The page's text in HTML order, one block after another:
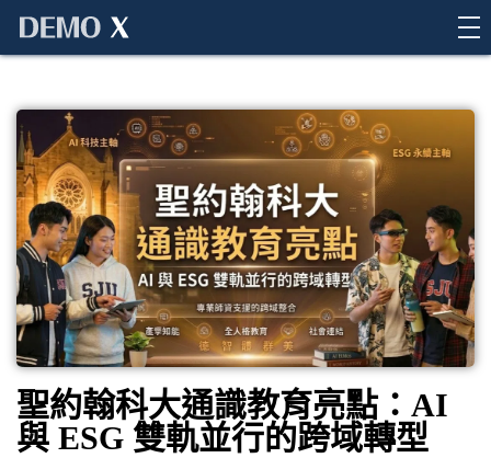
Demo X
聖約翰科大通識教育亮點：AI
與 ESG 雙軌並行的跨域轉型